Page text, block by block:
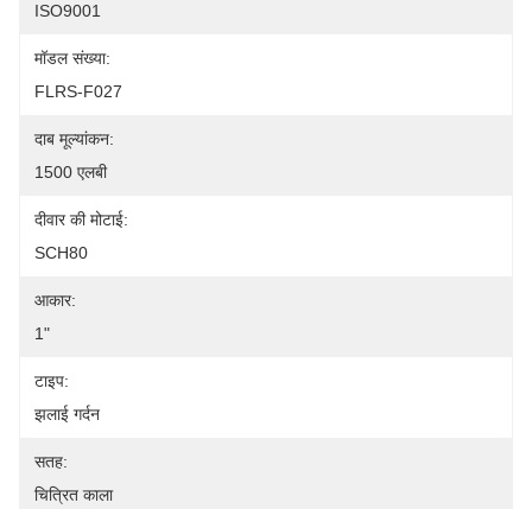
ISO9001
मॉडल संख्या:
FLRS-F027
दाब मूल्यांकन:
1500 एलबी
दीवार की मोटाई:
SCH80
आकार:
1"
टाइप:
झलाई गर्दन
सतह:
चित्रित काला